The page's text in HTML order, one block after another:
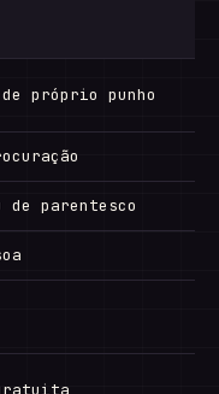
próprio punho
de parentesco